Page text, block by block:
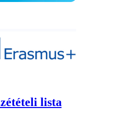
lista